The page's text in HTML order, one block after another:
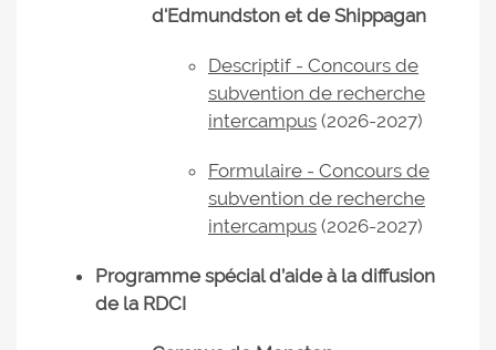
d'Edmundston et de Shippagan
Descriptif - Concours de
subvention de recherche
intercampus (2026-2027)
Formulaire - Concours de
subvention de recherche
intercampus (2026-2027)
Programme spécial d’aide à la diffusion
de la RDCI